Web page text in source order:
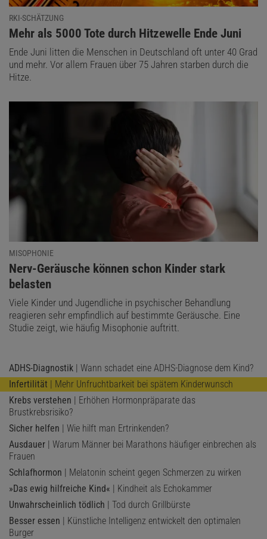
RKI-SCHÄTZUNG
:
Mehr als 5000 Tote durch Hitzewelle Ende Juni
Ende Juni litten die Menschen in Deutschland oft unter 40 Grad
und mehr. Vor allem Frauen über 75 Jahren starben durch die
Hitze.
MISOPHONIE
:
Nerv-Geräusche können schon Kinder stark
belasten
Viele Kinder und Jugendliche in psychischer Behandlung
reagieren sehr empfindlich auf bestimmte Geräusche. Eine
Studie zeigt, wie häufig Misophonie auftritt.
ADHS-Diagnostik | Wann schadet eine ADHS-Diagnose dem Kind?
Infertilität | Mehr Unfruchtbarkeit bei spätem Kinderwunsch
Krebs verstehen | Erhöhen Hormonpräparate das
Brustkrebsrisiko?
Sicher helfen | Wie hilft man Ertrinkenden?
Ausdauer | Warum Männer bei Marathons häufiger einbrechen als
Frauen
Schlafhormon | Melatonin scheint gegen Schmerzen zu wirken
»Das ewig hilfreiche Kind« | Kindheit als Echokammer
Unwahrscheinlich tödlich | Tod durch Grillbürste
Besser essen | Künstliche Intelligenz entwickelt den optimalen
Burger